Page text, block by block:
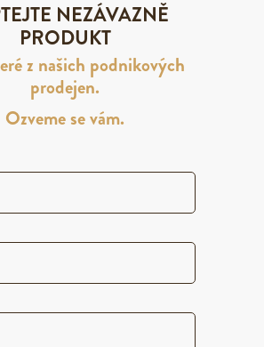
NEZÁVAZNĚ
PRODUKT
z našich podnikových
prodejen.
Ozveme se vám.